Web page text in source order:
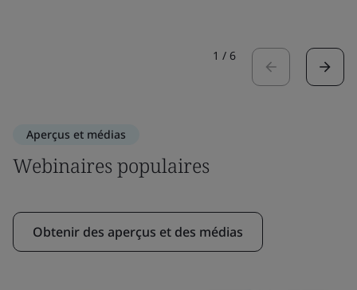
1 / 6
Aperçus et médias
Webinaires populaires
Obtenir des aperçus et des médias